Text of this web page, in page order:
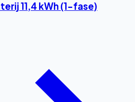
11,4 kWh (1-fase)